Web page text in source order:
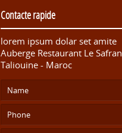
Contacte rapide
lorem ipsum dolar set amite
Auberge Restaurant Le Safran
Taliouine - Maroc